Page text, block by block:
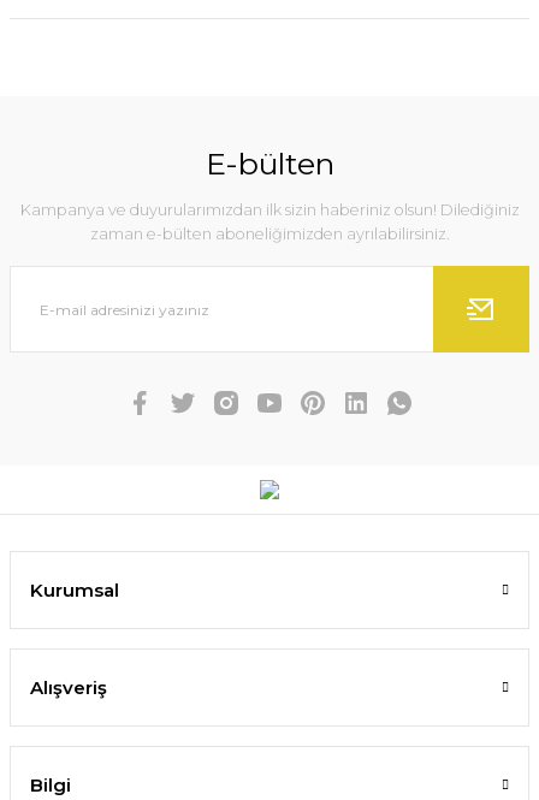
E-bülten
Kampanya ve duyurularımızdan ilk sizin haberiniz olsun! Dilediğiniz
zaman e-bülten aboneliğimizden ayrılabilirsiniz.
Kurumsal
Alışveriş
Bilgi